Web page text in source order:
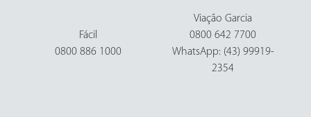
Fácil
0800 886 1000
Viação Garcia
0800 642 7700
WhatsApp: (43) 99919-
2354